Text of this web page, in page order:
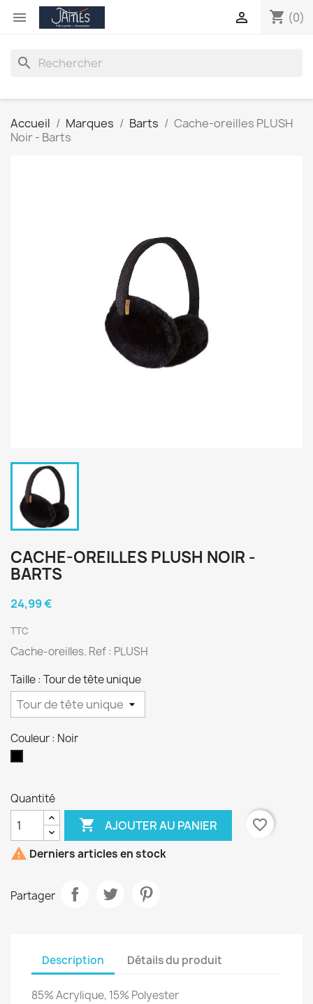
 shopping_cart (0)

search
Accueil Marques Barts
Cache-oreilles PLUSH
Noir - Barts
CACHE-OREILLES PLUSH NOIR -
BARTS
24,99 €
TTC
Cache-oreilles. Ref : PLUSH
Taille : Tour de tête unique
Couleur : Noir
Quantité
 AJOUTER AU PANIER
favorite_border
 Derniers articles en stock
Partager
Description Détails du produit
85% Acrylique, 15% Polyester